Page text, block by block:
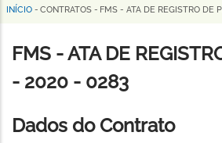
Horizonte
Trilha
de
navegação
INÍCIO - CONTRATOS - FMS - ATA DE REGISTRO DE
FMS - ATA DE
- 2020 - 0283
Dados do Contrato